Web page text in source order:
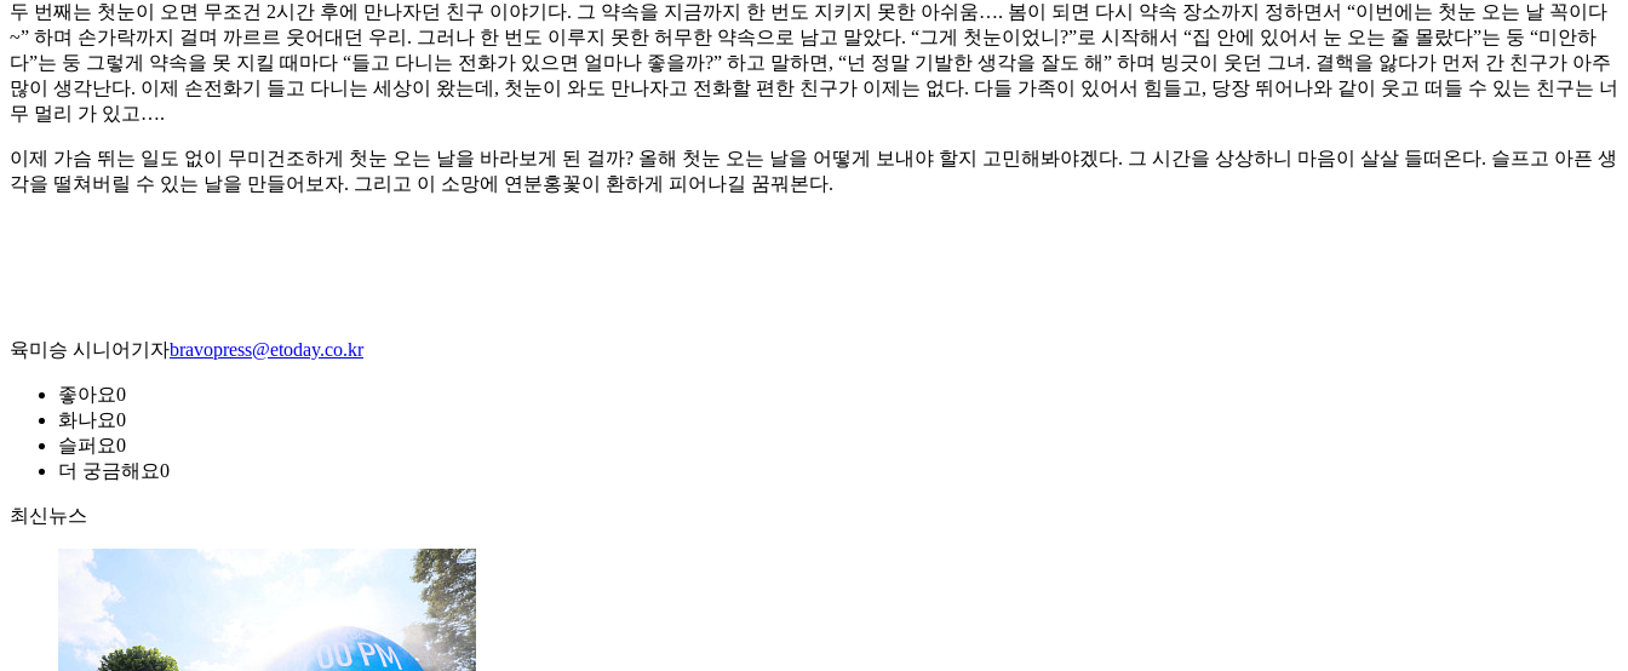
두 번째는 첫눈이 오면 무조건 2시간 후에 만나자던 친구 이야기다. 그 약속을 지금까지 한 번도 지키지 못한 아쉬움…. 봄이 되면 다시 약속 장소까지 정하면서 “이번에는 첫눈 오는 날 꼭이다
~” 하며 손가락까지 걸며 까르르 웃어대던 우리. 그러나 한 번도 이루지 못한 허무한 약속으로 남고 말았다. “그게 첫눈이었니?”로 시작해서 “집 안에 있어서 눈 오는 줄 몰랐다”는 둥 “미안하
다”는 둥 그렇게 약속을 못 지킬 때마다 “들고 다니는 전화가 있으면 얼마나 좋을까?” 하고 말하면, “넌 정말 기발한 생각을 잘도 해” 하며 빙긋이 웃던 그녀. 결핵을 앓다가 먼저 간 친구가 아주
많이 생각난다. 이제 손전화기 들고 다니는 세상이 왔는데, 첫눈이 와도 만나자고 전화할 편한 친구가 이제는 없다. 다들 가족이 있어서 힘들고, 당장 뛰어나와 같이 웃고 떠들 수 있는 친구는 너
무 멀리 가 있고….
이제 가슴 뛰는 일도 없이 무미건조하게 첫눈 오는 날을 바라보게 된 걸까? 올해 첫눈 오는 날을 어떻게 보내야 할지 고민해봐야겠다. 그 시간을 상상하니 마음이 살살 들떠온다. 슬프고 아픈 생
각을 떨쳐버릴 수 있는 날을 만들어보자. 그리고 이 소망에 연분홍꽃이 환하게 피어나길 꿈꿔본다.
육미승 시니어기자bravopress@etoday.co.kr
좋아요0
화나요0
슬퍼요0
더 궁금해요0
최신뉴스